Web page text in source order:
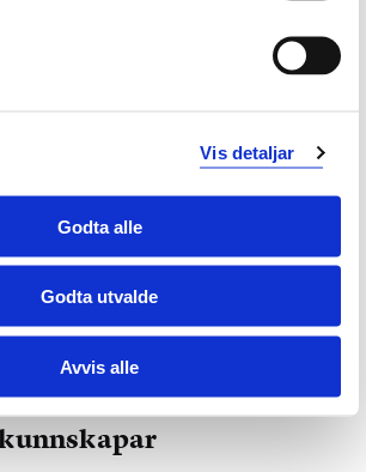
Vis detaljar
Godta alle
Godta utvalde
Avvis alle
med statistiske testar
svake sider ved statistiske analyser
sjå studieplanen.